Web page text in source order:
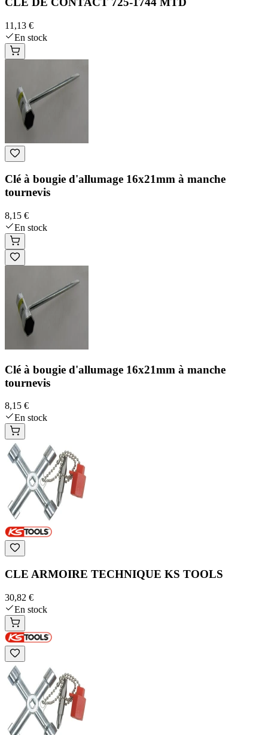
11,13 €
En stock
Clé à bougie d'allumage 16x21mm à manche
tournevis
8,15 €
En stock
Clé à bougie d'allumage 16x21mm à manche
tournevis
8,15 €
En stock
CLE ARMOIRE TECHNIQUE KS TOOLS
30,82 €
En stock